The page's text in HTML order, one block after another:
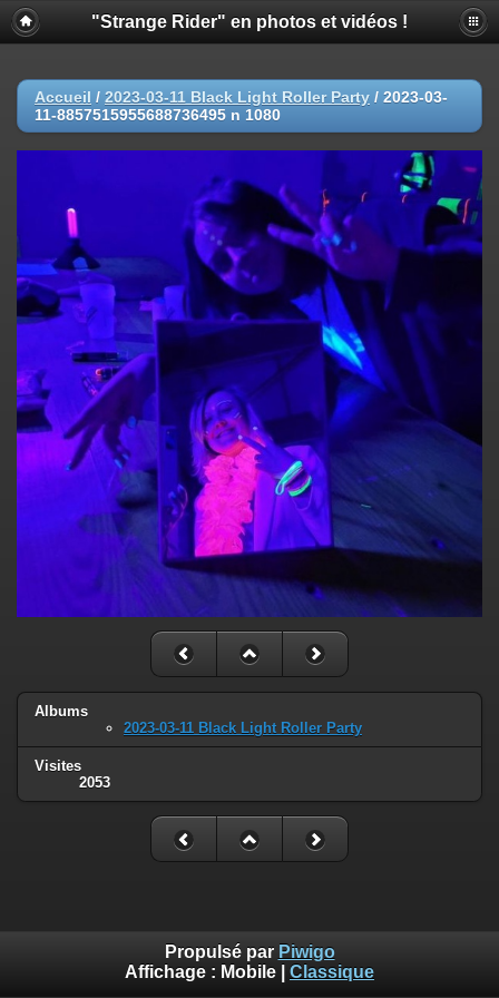
"Strange Rider" en photos et vidéos !
Accueil / 2023-03-11 Black Light Roller Party / 2023-03-
11-8857515955688736495 n 1080
Albums
2023-03-11 Black Light Roller Party
Visites
2053
Propulsé par Piwigo
Affichage : Mobile Classique